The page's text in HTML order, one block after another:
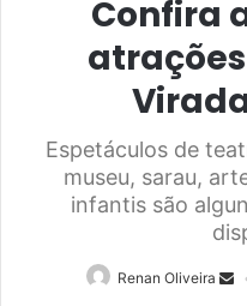
Confira
Espetáculos de
museu, sarau,
infantis são
Renan Oliveira